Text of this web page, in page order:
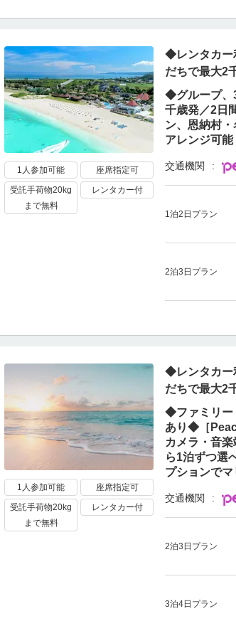
1人参加可能
座席指定可
受託手荷物20kg
まで無料
レンタカー付
◆レンタカー
だちで最大2
◆グループ、
千歳発／2日
ン、恩納村
アレンジ可能
交通機関
1泊2日プラン
2泊3日プラン
1人参加可能
座席指定可
受託手荷物20kg
まで無料
レンタカー付
◆レンタカー
だちで最大2
◆ファミリー
あり◆［
カメラ・音
ら1泊ずつ選
プションでマ
交通機関
2泊3日プラン
3泊4日プラン